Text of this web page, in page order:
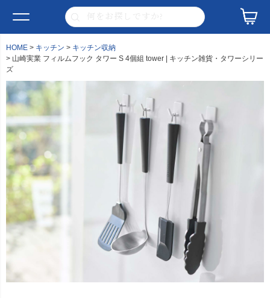
HOME キッチン
キッチン収納
山崎実業 フィルムフック タワー S 4個組 tower | キッチン雑貨・タワーシリー
ズ